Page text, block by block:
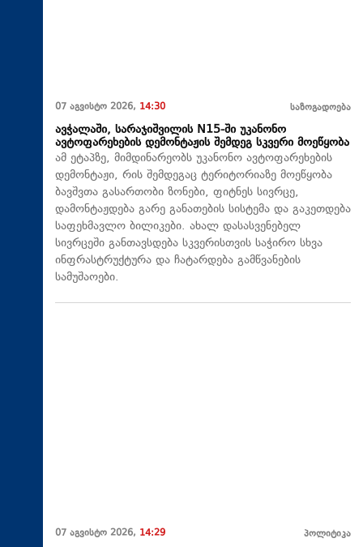
07 აგვისტო 2026, 14:30 საზოგადოება
ავჭალაში, სარაჯიშვილის N15-ში უკანონო
ავტოფარეხების დემონტაჟის შემდეგ სკვერი მოეწყობა
ამ ეტაპზე, მიმდინარეობს უკანონო ავტოფარეხების
დემონტაჟი, რის შემდეგაც ტერიტორიაზე მოეწყობა
ბავშვთა გასართობი ზონები, ფიტნეს სივრცე,
დამონტაჟდება გარე განათების სისტემა და გაკეთდება
საფეხმავლო ბილიკები. ახალ დასასვენებელ
სივრცეში განთავსდება სკვერისთვის საჭირო სხვა
ინფრასტრუქტურა და ჩატარდება გამწვანების
სამუშაოები.
07 აგვისტო 2026, 14:29 პოლიტიკა